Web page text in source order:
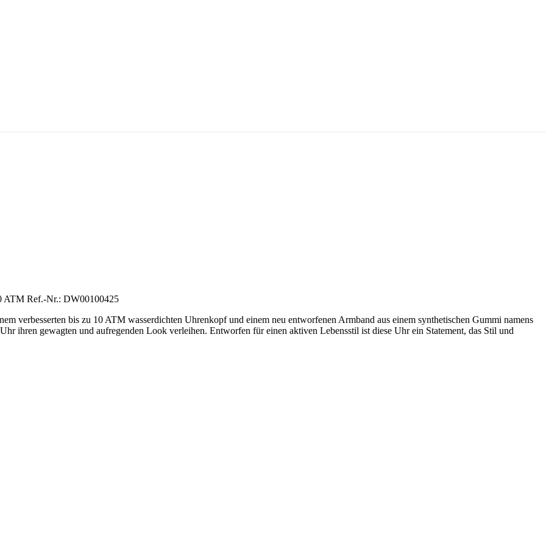
ATM Ref.-Nr.: DW00100425
verbesserten bis zu 10 ATM wasserdichten Uhrenkopf und einem neu entworfenen Armband aus einem synthetischen Gummi namens
ihren gewagten und aufregenden Look verleihen. Entworfen für einen aktiven Lebensstil ist diese Uhr ein Statement, das Stil und